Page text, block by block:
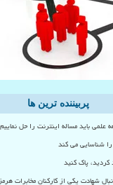
پربیننده ترین ها
علمی باید مساله اینترنت را حل نماییم
را شناسایی می کند
کردید، پاک کنید
شهادت یکی از کارکنان مخابرات